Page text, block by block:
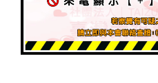
人生總是有低潮時期
人生低潮時期讓您領悟了什麼